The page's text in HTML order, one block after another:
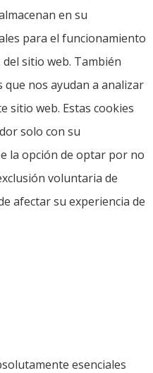
en su
para el funcionamiento
sitio web. También
nos ayudan a analizar
sitio web. Estas cookies
solo con su
la opción de optar por no
voluntaria de
afectar su experiencia de
esenciales